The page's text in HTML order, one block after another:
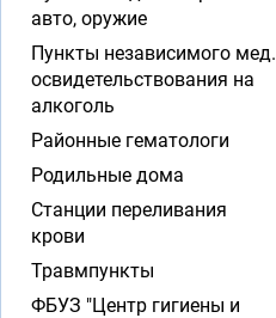
авто, оружие
Пункты независимого мед.
освидетельствования на
алкоголь
Районные гематологи
Родильные дома
Станции переливания
крови
Травмпункты
ФБУЗ "Центр гигиены и